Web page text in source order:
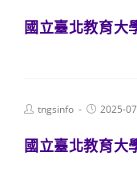
國立臺北教育大
Posttngsinfo
Post2025-
國立臺北教育大